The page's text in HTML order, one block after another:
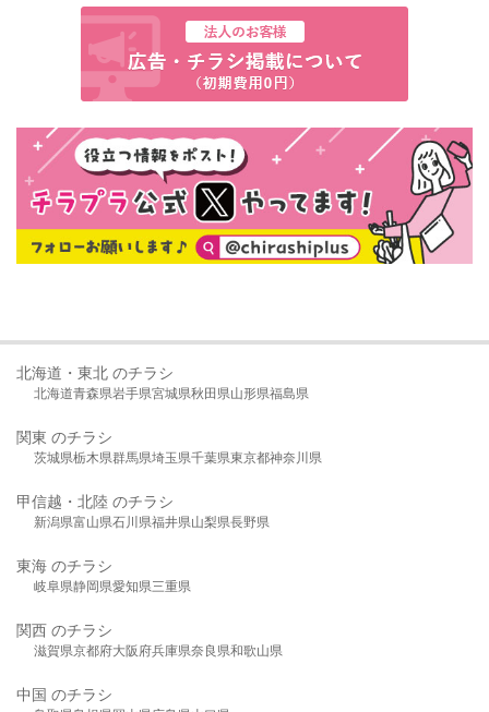
北海道・東北 のチラシ
北海道青森県岩手県宮城県秋田県山形県福島県
関東 のチラシ
茨城県栃木県群馬県埼玉県千葉県東京都神奈川県
甲信越・北陸 のチラシ
新潟県富山県石川県福井県山梨県長野県
東海 のチラシ
岐阜県静岡県愛知県三重県
関西 のチラシ
滋賀県京都府大阪府兵庫県奈良県和歌山県
中国 のチラシ